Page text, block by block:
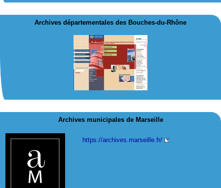
Archives départementales des Bouches-du-Rhône
Archives municipales de Marseille
https://archives.marseille.fr/